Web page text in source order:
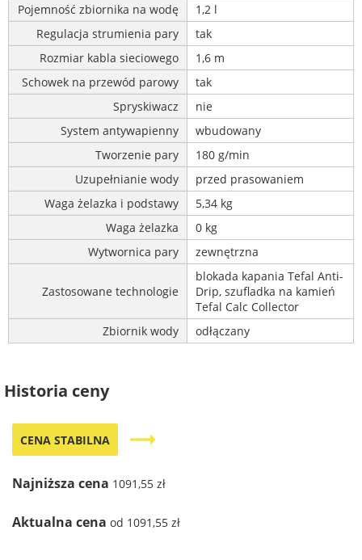
Pojemność zbiornika na wodę
1,2 l
Regulacja strumienia pary
tak
Rozmiar kabla sieciowego
1,6 m
Schowek na przewód parowy
tak
Spryskiwacz
nie
System antywapienny
wbudowany
Tworzenie pary
180 g/min
Uzupełnianie wody
przed prasowaniem
Waga żelazka i podstawy
5,34 kg
Waga żelazka
0 kg
Wytwornica pary
zewnętrzna
Zastosowane technologie
blokada kapania Tefal Anti-
Drip, szufladka na kamień
Tefal Calc Collector
Zbiornik wody
odłączany
Historia ceny
CENA STABILNA trending_flat
Najniższa cena 1091,55 zł
Aktualna cena od 1091,55 zł